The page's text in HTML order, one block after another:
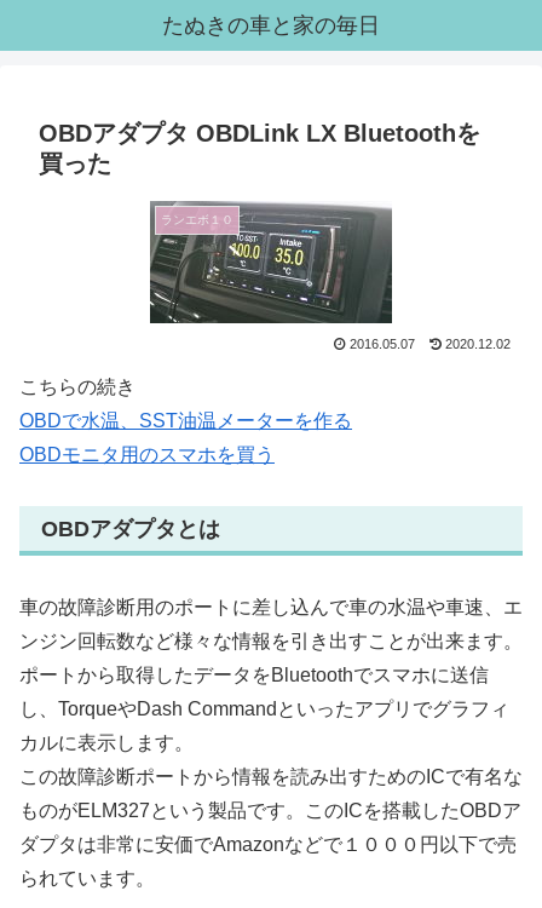
たぬきの車と家の毎日
OBDアダプタ OBDLink LX Bluetoothを
買った
ランエボ１０
2016.05.07 2020.12.02
こちらの続き
OBDで水温、SST油温メーターを作る
OBDモニタ用のスマホを買う
OBDアダプタとは
車の故障診断用のポートに差し込んで車の水温や車速、エ
ンジン回転数など様々な情報を引き出すことが出来ます。
ポートから取得したデータをBluetoothでスマホに送信
し、TorqueやDash Commandといったアプリでグラフィ
カルに表示します。
この故障診断ポートから情報を読み出すためのICで有名な
ものがELM327という製品です。このICを搭載したOBDア
ダプタは非常に安価でAmazonなどで１０００円以下で売
られています。